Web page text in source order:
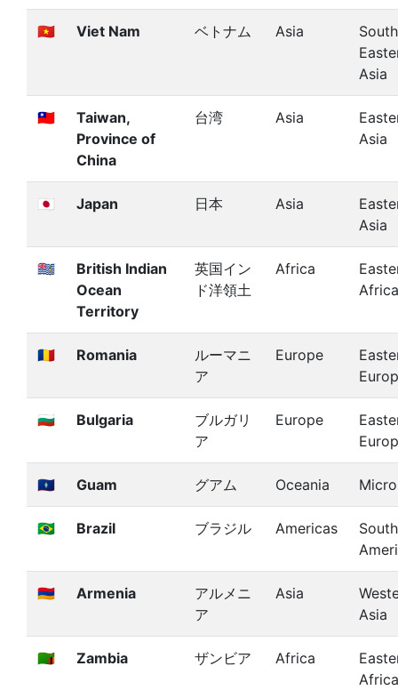
🇻🇳 Viet Nam ベトナム Asia
Asia
🇹🇼
Taiwan,
Province of
China
台湾 Asia
Asia
🇯🇵 Japan 日本 Asia
Asia
🇮🇴
British Indian
Ocean
Territory
英国イン
ド洋領土
Africa
Africa
🇷🇴 Romania
ルーマニ
ア
Europe
🇧🇬 Bulgaria
ブルガリ
ア
Europe
🇬🇺 Guam グアム Oceania
🇧🇷 Brazil ブラジル Americas
South
🇦🇲 Armenia
アルメニ
ア
Asia
Asia
🇿🇲 Zambia ザンビア Africa
Africa